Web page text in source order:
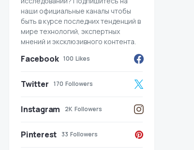
наши официальные каналы чтобы
быть в курсе последних тенденций в
мире технологий, экспертных
мнений и эксклюзивного контента.
Facebook 100 Likes
Twitter 170 Followers
Instagram 2K Followers
Pinterest 33 Followers